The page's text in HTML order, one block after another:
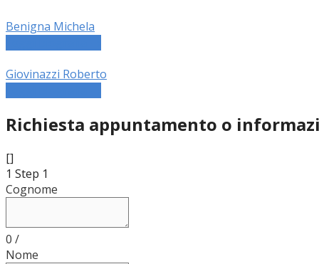
Benigna Michela
Giovinazzi Roberto
Richiesta appuntamento o
[]
1 Step 1
Cognome
0 /
Nome